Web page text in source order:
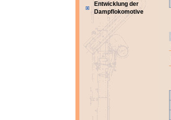
Entwicklung der
Dampflokomotive